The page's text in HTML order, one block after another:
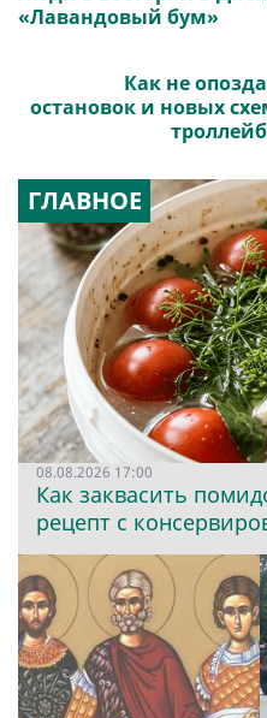
«Лавандовый бум»
Как не
остановок и новых
ГЛАВНОЕ
08.08.2026 17:00
Как заквасить
рецепт с